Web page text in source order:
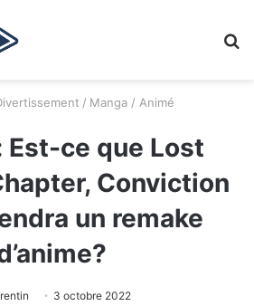
/ Manga / Animé
Est-ce que Lost
Conviction
un remake
3 octobre 2022